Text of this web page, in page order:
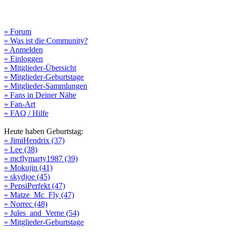
» Forum
» Was ist die Community?
» Anmelden
» Einloggen
» Mitglieder-Übersicht
» Mitglieder-Geburtstage
» Mitglieder-Sammlungen
» Fans in Deiner Nähe
» Fan-Art
» FAQ / Hilfe
Heute haben Geburtstag:
» JimiHendrix (37)
» Lee (38)
» mcflymarty1987 (39)
» Mokujin (41)
» skydjoe (45)
» PepsiPerfekt (47)
» Matze_Mc_Fly (47)
» Norrec (48)
» Jules_and_Verne (54)
» Mitglieder-Geburtstage